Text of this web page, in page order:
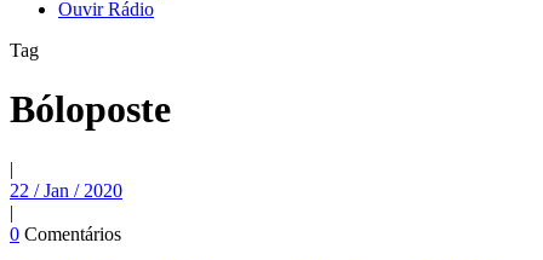
Ouvir Rádio
Tag
Bóloposte
|
22 / Jan / 2020
|
0 Comentários